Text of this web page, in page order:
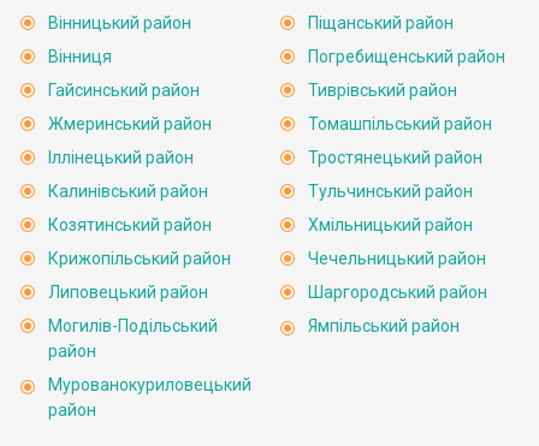
Вінницький район
Вінниця
Гайсинський район
Жмеринський район
Іллінецький район
Калинівський район
Козятинський район
Крижопільський район
Липовецький район
Могилів-Подільський
район
Мурованокуриловецький
район
Піщанський район
Погребищенський район
Тиврівський район
Томашпільський район
Тростянецький район
Тульчинський район
Хмільницький район
Чечельницький район
Шаргородський район
Ямпільський район